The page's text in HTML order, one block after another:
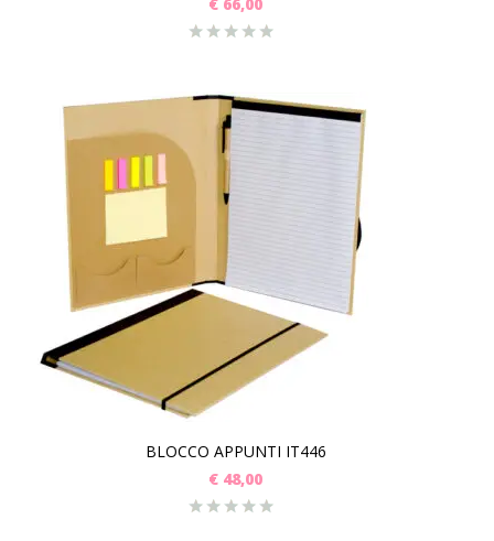
BLOCCO APPUNTI IT446
€ 48,00